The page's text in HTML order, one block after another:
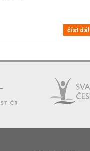
číst dál